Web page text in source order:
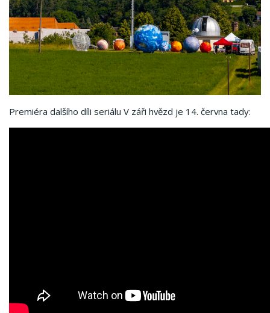
Premiéra dalšího díli seriálu V záři hvězd je 14. června tady: